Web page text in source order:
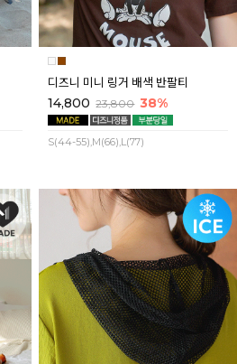
디즈니 미니 링거 배색 반팔티
14,800 23,800 38%
S(44-55),M(66),L(77)